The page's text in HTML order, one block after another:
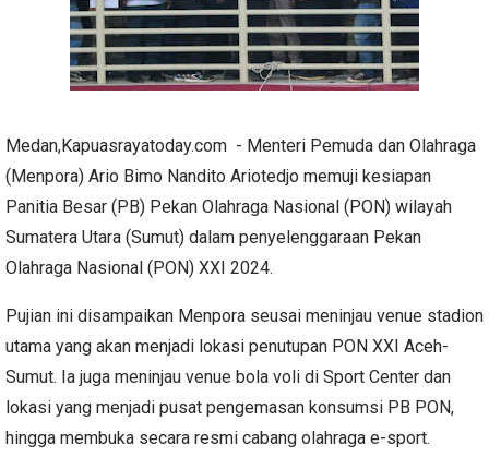
Medan,Kapuasrayatoday.com - Menteri Pemuda dan Olahraga
(Menpora) Ario Bimo Nandito Ariotedjo memuji kesiapan
Panitia Besar (PB) Pekan Olahraga Nasional (PON) wilayah
Sumatera Utara (Sumut) dalam penyelenggaraan Pekan
Olahraga Nasional (PON) XXI 2024.
Pujian ini disampaikan Menpora seusai meninjau venue stadion
utama yang akan menjadi lokasi penutupan PON XXI Aceh-
Sumut. Ia juga meninjau venue bola voli di Sport Center dan
lokasi yang menjadi pusat pengemasan konsumsi PB PON,
hingga membuka secara resmi cabang olahraga e-sport.